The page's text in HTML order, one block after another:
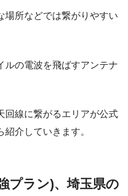
場所などでは繋がりやすい
の電波を飛ばすアンテナ
回線に繋がるエリアが公式
介していきます。
プラン)、埼玉県の